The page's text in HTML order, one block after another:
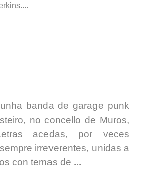
...
banda de garage punk
no concello de Muros,
acedas, por veces
irreverentes, unidas a
con temas de ...